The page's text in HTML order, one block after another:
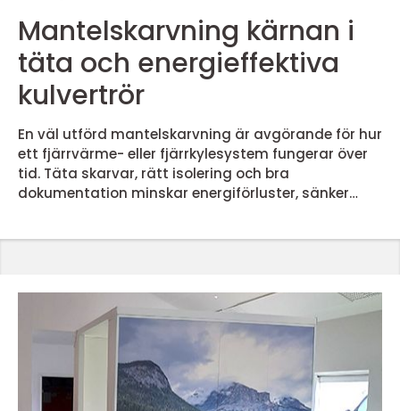
Mantelskarvning kärnan i
täta och energieffektiva
kulvertrör
En väl utförd mantelskarvning är avgörande för hur
ett fjärrvärme- eller fjärrkylesystem fungerar över
tid. Täta skarvar, rätt isolering och bra
dokumentation minskar energiförluster, sänker
varför den är så viktig Mantelskarvning handlar om
att samma...